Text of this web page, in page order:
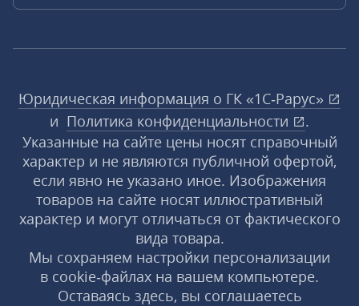
Юридическая информация о ГК «1С‑Рарус»
и Политика конфиденциальности
.
Указанные на сайте цены носят справочный
характер и не являются публичной офертой,
если явно не указано иное. Изображения
товаров на сайте носят иллюстративный
характер и могут отличаться от фактического
вида товара.
Мы сохраняем настройки персонализации
в cookie‑файлах на вашем компьютере.
Оставаясь здесь, вы соглашаетесь